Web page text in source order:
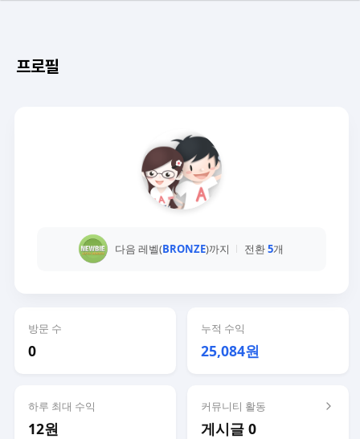
프로필
다음 레벨(BRONZE)까지 전환5개
방문 수
0
누적 수익
25,084원
하루 최대 수익
12원
커뮤니티 활동
게시글 0